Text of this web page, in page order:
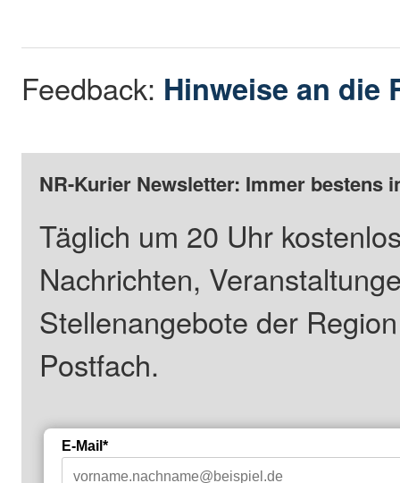
Feedback: Hinweise an die
NR-Kurier Newsletter: Immer bestens
Täglich um 20 Uhr
Nachrichten,
Stellenangebote der
Postfach.
E-Mail*